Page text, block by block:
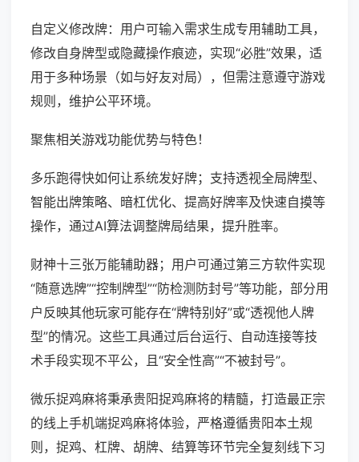
自定义修改牌：用户可输入需求生成专用辅助工具，
修改自身牌型或隐藏操作痕迹，实现“必胜”效果，适
用于多种场景（如与好友对局），但需注意遵守游戏
规则，维护公平环境。
聚焦相关游戏功能优势与特色！
多乐跑得快如何让系统发好牌；支持透视全局牌型、
智能出牌策略、暗杠优化、提高好牌率及快速自摸等
操作，通过AI算法调整牌局结果，提升胜率。
财神十三张万能辅助器；用户可通过第三方软件实现
“随意选牌”“控制牌型”“防检测防封号”等功能，部分用
户反映其他玩家可能存在“牌特别好”或“透视他人牌
型”的情况。这些工具通过后台运行、自动连接等技
术手段实现不平公，且“安全性高”“不被封号”。
微乐捉鸡麻将秉承贵阳捉鸡麻将的精髓，打造最正宗
的线上手机端捉鸡麻将体验，严格遵循贵阳本土规
则，捉鸡、杠牌、胡牌、结算等环节完全复刻线下习